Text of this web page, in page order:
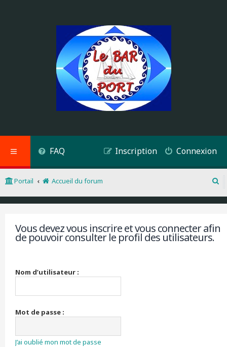
FAQ Connexion
Inscription
Portail
Accueil du forum
e
Vous devez vous inscrire et vous connecter afin
de pouvoir consulter le profil des utilisateurs.
Nom d’utilisateur :
Mot de passe :
J’ai oublié mon mot de passe